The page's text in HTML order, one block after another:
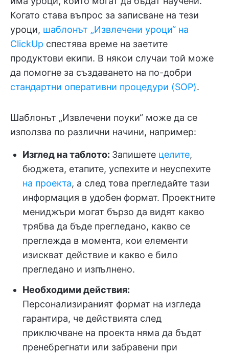
Когато става въпрос за записване на тези
уроци, шаблонът „Извлечени уроци“ на
ClickUp спестява време на заетите
продуктови екипи. В някои случаи той може
да помогне за създаването на по-добри
стандартни оперативни процедури (SOP).
Шаблонът „Извлечени поуки“ може да се
използва по различни начини, например:
Изглед на таблото: Запишете целите,
бюджета, етапите, успехите и неуспехите
на проекта, а след това прегледайте тази
информация в удобен формат. Проектните
мениджъри могат бързо да видят какво
трябва да бъде прегледано, какво се
преглежда в момента, кои елементи
изискват действие и какво е било
прегледано и изпълнено.
Необходими действия:
Персонализираният формат на изгледа
гарантира, че действията след
приключване на проекта няма да бъдат
пренебрегнати или забравени при